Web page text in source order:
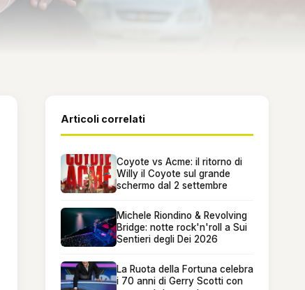
Articoli correlati
Coyote vs Acme: il ritorno di
Willy il Coyote sul grande
schermo dal 2 settembre
Michele Riondino & Revolving
Bridge: notte rock'n'roll a Sui
Sentieri degli Dei 2026
La Ruota della Fortuna celebra
i 70 anni di Gerry Scotti con